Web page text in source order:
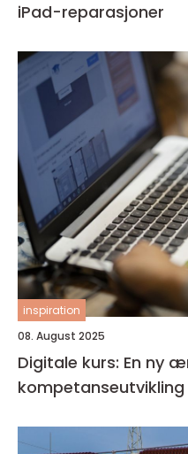
iPad-reparasjoner
inspiration
08. August 2025
Digitale kurs: En ny
kompetanseutvikling